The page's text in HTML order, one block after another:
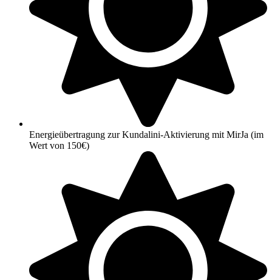
Energieübertragung zur Kundalini-Aktivierung mit MirJa (im
Wert von 150€)